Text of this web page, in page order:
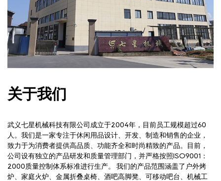
关于我们
武义七星机械科技有限公司成立于2004年，目前员工规模超过60
人。我们是一家专注于休闲用品设计、开发、制造和销售的企业，
致力于为消费者提供高品质、功能齐全和时尚精致的产品。目前，
公司设有独立的产品研发和质量管理部门，并严格按照ISO9001：
2000质量控制体系标准进行生产。 我们的产品范围涵盖了户外烤
炉、家庭火炉、金属折叠桌椅、酒吧高脚凳、可移动吧台、机械工